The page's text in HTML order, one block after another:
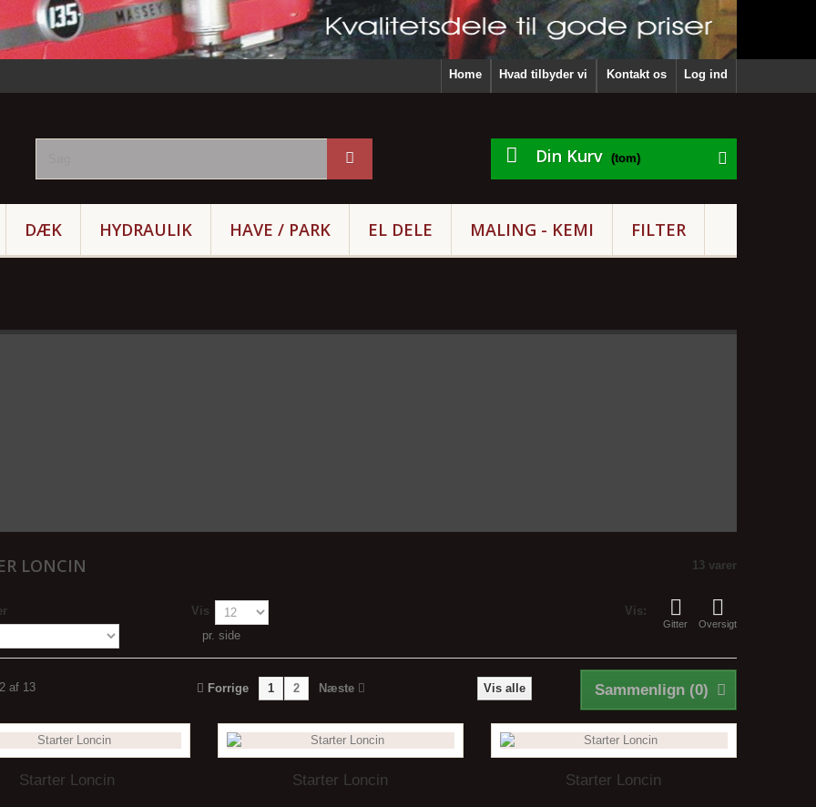
Log ind
Kontakt os
Hvad tilbyder vi
Home
Din Kurv (tom)
DÆK HYDRAULIK HAVE / PARK EL DELE MALING - KEMI FILTER
LONCIN 13 varer
Vis:
Gitter Oversigt
Vis
pr. side
Sammenlign (0)
Vis alle
Forrige 1 2 Næste
af 13
Starter Loncin Starter Loncin Starter Loncin